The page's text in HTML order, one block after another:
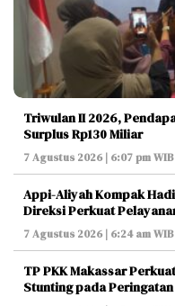
Triwulan II 2026,
Surplus Rp130 Miliar
7 Agustus 2026 | 6:07 pm WIB
Appi-Aliyah Kompak
Direksi Perkuat
7 Agustus 2026 | 6:24 am WIB
TP PKK Makassar
Stunting pada